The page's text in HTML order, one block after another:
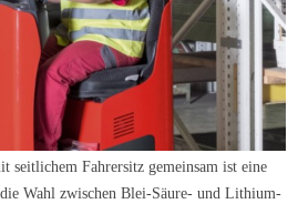
seitlichem Fahrersitz gemeinsam ist eine
Wahl zwischen Blei-Säure- und Lithium-